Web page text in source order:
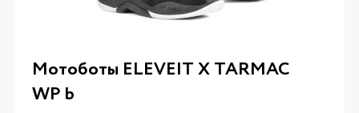
Мотоботы ELEVEIT X TARMAC
WP b